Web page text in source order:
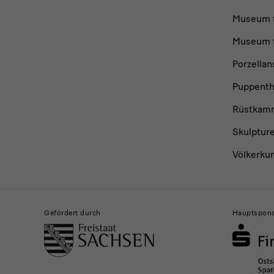
Museum
Museum
Gefördert durch